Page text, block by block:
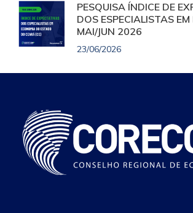
PESQUISA ÍNDICE DE
DOS ESPECIALISTAS
MAI/JUN 2026
23/06/2026